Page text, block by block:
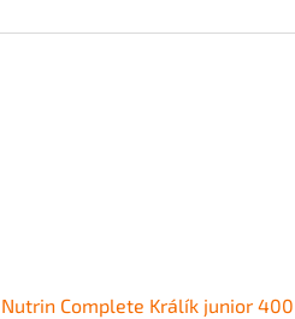
Nutrin Complete Králík junior